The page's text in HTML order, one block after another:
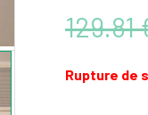
129.81
Rupture de